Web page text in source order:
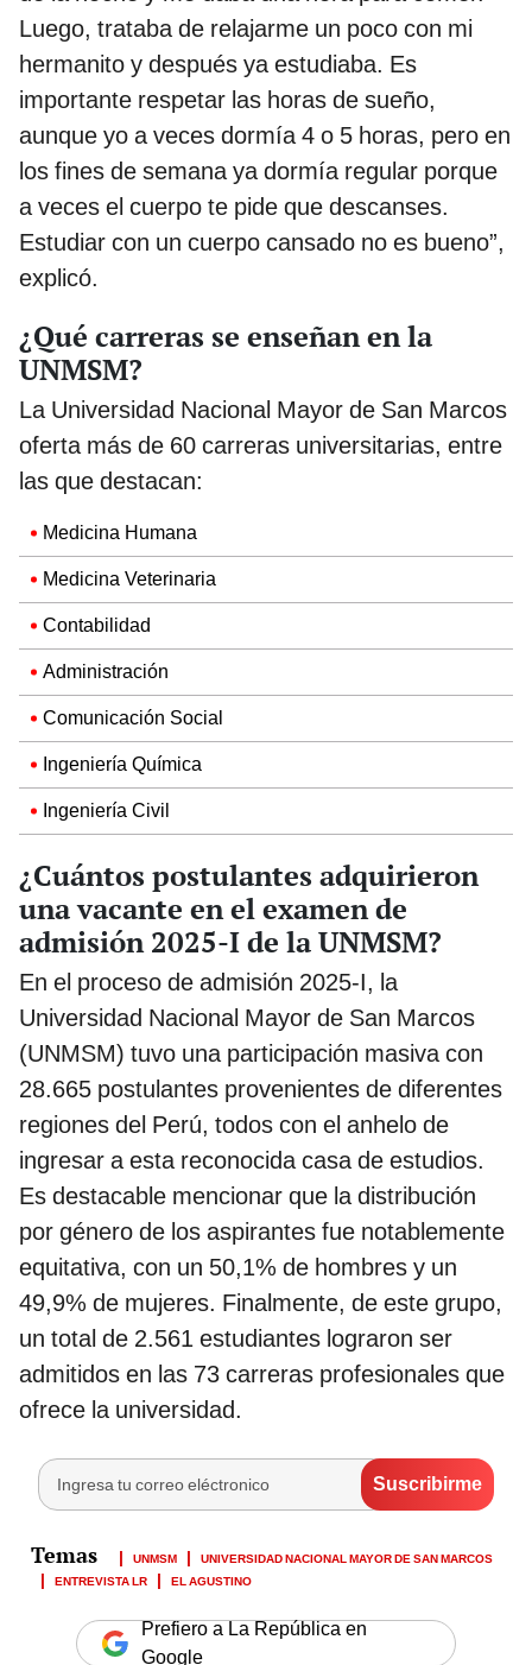
Luego, trataba de relajarme un poco con mi
hermanito y después ya estudiaba. Es
importante respetar las horas de sueño,
aunque yo a veces dormía 4 o 5 horas, pero en
los fines de semana ya dormía regular porque
a veces el cuerpo te pide que descanses.
Estudiar con un cuerpo cansado no es bueno”,
explicó.
¿Qué carreras se enseñan en la
UNMSM?
La Universidad Nacional Mayor de San Marcos
oferta más de 60 carreras universitarias, entre
las que destacan:
Medicina Humana
Medicina Veterinaria
Contabilidad
Administración
Comunicación Social
Ingeniería Química
Ingeniería Civil
¿Cuántos postulantes adquirieron
una vacante en el examen de
admisión 2025-I de la UNMSM?
En el proceso de admisión 2025-I, la
Universidad Nacional Mayor de San Marcos
(UNMSM) tuvo una participación masiva con
28.665 postulantes provenientes de diferentes
regiones del Perú, todos con el anhelo de
ingresar a esta reconocida casa de estudios.
Es destacable mencionar que la distribución
por género de los aspirantes fue notablemente
equitativa, con un 50,1% de hombres y un
49,9% de mujeres. Finalmente, de este grupo,
un total de 2.561 estudiantes lograron ser
admitidos en las 73 carreras profesionales que
ofrece la universidad.
UNMSM
UNIVERSIDAD NACIONAL MAYOR DE SAN MARCOS
ENTREVISTA LR
EL AGUSTINO
Prefiero a La República en
Google